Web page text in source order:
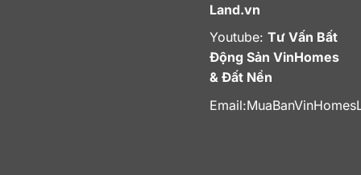
Land.vn
Youtube: Tư Vấn Bất
Động Sản VinHomes
& Đất Nền
Email: